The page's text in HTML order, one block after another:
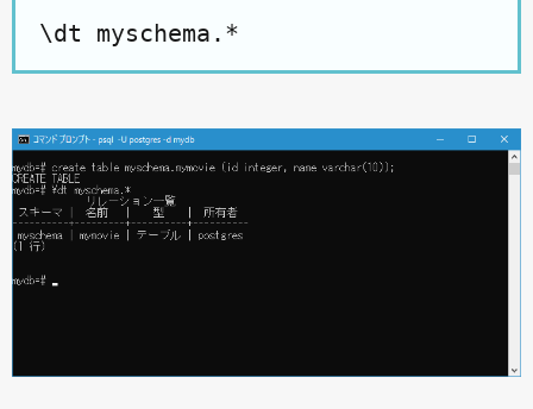
\dt myschema.*